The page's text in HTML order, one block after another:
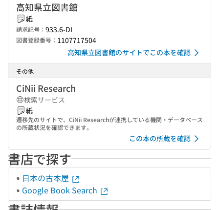
高知県立図書館
紙
請求記号： 933.6-DI
図書登録番号： 1107717504
高知県立図書館のサイトでこの本を確認
その他
CiNii Research
検索サービス
紙
遷移先のサイトで、CiNii Researchが連携している機関・データベース
の所蔵状況を確認できます。
この本の所蔵を確認
書店で探す
日本の古本屋
Google Book Search